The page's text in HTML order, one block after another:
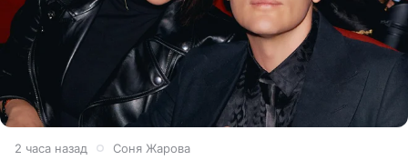
2 часа назад Соня Жарова